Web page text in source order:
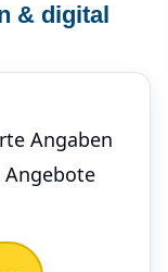
& digital
Angaben
Angebote